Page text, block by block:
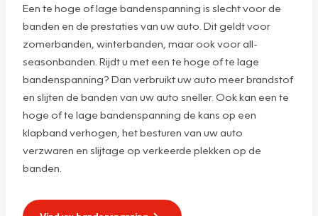
Een te hoge of lage bandenspanning is slecht voor de
banden en de prestaties van uw auto. Dit geldt voor
zomerbanden, winterbanden, maar ook voor all-
seasonbanden. Rijdt u met een te hoge of te lage
bandenspanning? Dan verbruikt uw auto meer brandstof
en slijten de banden van uw auto sneller. Ook kan een te
hoge of te lage bandenspanning de kans op een
klapband verhogen, het besturen van uw auto
verzwaren en slijtage op verkeerde plekken op de
banden.